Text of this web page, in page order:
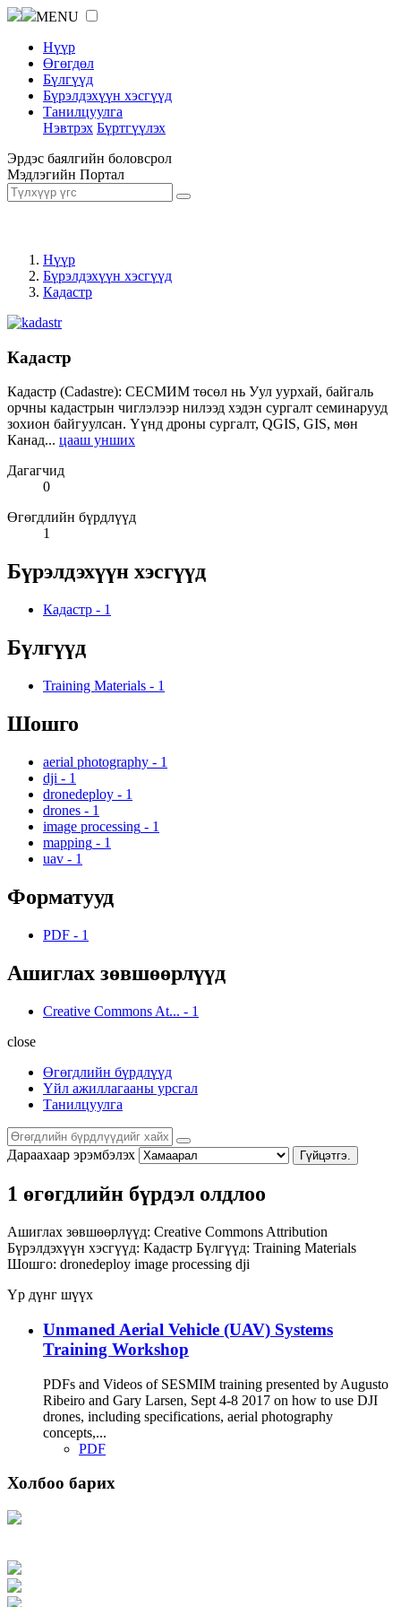
MENU
Нүүр
Өгөгдөл
Бүлгүүд
Бүрэлдэхүүн хэсгүүд
Танилцуулга
Нэвтрэх Бүртгүүлэх
Эрдэс баялгийн боловсрол
Мэдлэгийн Портал
Нүүр
Бүрэлдэхүүн хэсгүүд
Кадастр
Кадастр
Кадастр (Cadastre): СЕСМИМ төсөл нь Уул уурхай, байгаль
орчны кадастрын чиглэлээр нилээд хэдэн сургалт семинарууд
зохион байгуулсан. Үүнд дроны сургалт, QGIS, GIS, мөн
Канад... цааш унших
Дагагчид
0
Өгөгдлийн бүрдлүүд
1
Бүрэлдэхүүн хэсгүүд
Кадастр - 1
Бүлгүүд
Training Materials - 1
Шошго
aerial photography - 1
dji - 1
dronedeploy - 1
drones - 1
image processing - 1
mapping - 1
uav - 1
Форматууд
PDF - 1
Ашиглах зөвшөөрлүүд
Creative Commons At... - 1
close
Өгөгдлийн бүрдлүүд
Үйл ажиллагааны урсгал
Танилцуулга
Дараахаар эрэмбэлэх Гүйцэтгэ.
1 өгөгдлийн бүрдэл олдлоо
Ашиглах зөвшөөрлүүд: Creative Commons Attribution
Бүрэлдэхүүн хэсгүүд: Кадастр Бүлгүүд: Training Materials
Шошго: dronedeploy image processing dji
Үр дүнг шүүх
Unmaned Aerial Vehicle (UAV) Systems
Training Workshop
PDFs and Videos of SESMIM training presented by Augusto
Ribeiro and Gary Larsen, Sept 4-8 2017 on how to use DJI
drones, including specifications, aerial photography
concepts,...
PDF
Холбоо барих